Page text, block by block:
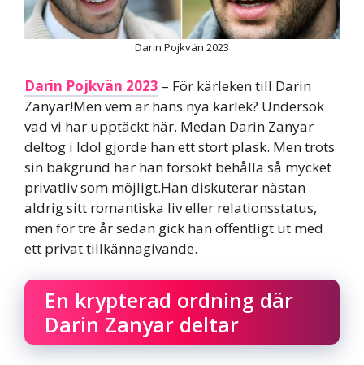
Darin Pojkvän 2023
Darin Pojkvän 2023 – För kärleken till Darin
Zanyar!Men vem är hans nya kärlek? Undersök
vad vi har upptäckt här. Medan Darin Zanyar
deltog i Idol gjorde han ett stort plask. Men trots
sin bakgrund har han försökt behålla så mycket
privatliv som möjligt.Han diskuterar nästan
aldrig sitt romantiska liv eller relationsstatus,
men för tre år sedan gick han offentligt ut med
ett privat tillkännagivande.
En krypterad ordning där
Darin Zanyar deltar